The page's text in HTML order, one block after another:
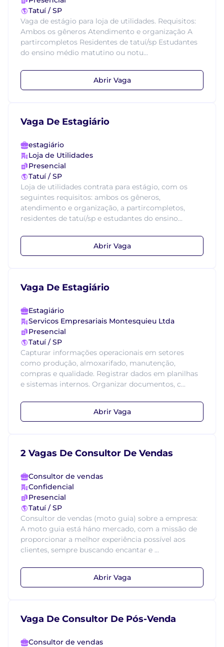
Tatuí / SP
Vaga de estágio para loja de utilidades. Requisitos:
Ambos os gêneros Atendimento e organização A
partircompletos Residentes de tatuí/sp Estudantes
do ensino médio matutino ou notu...
Abrir Vaga
Vaga De Estagiário
estagiário
Loja de Utilidades
Presencial
Tatuí / SP
Loja de utilidades contrata para estágio, com os
seguintes requisitos: ambos os gêneros,
atendimento e organização, a partircompletos,
residentes de tatuí/sp e estudantes do ensino...
Abrir Vaga
Vaga De Estagiário
Estagiário
Servicos Empresariais Montesquieu Ltda
Presencial
Tatuí / SP
Capturar informações operacionais em setores
como produção, almoxarifado, manutenção,
compras e qualidade. Registrar dados em planilhas
e sistemas internos. Organizar documentos, c...
Abrir Vaga
2 Vagas De Consultor De Vendas
Consultor de vendas
Confidencial
Presencial
Tatuí / SP
Consultor de vendas (moto guia) sobre a empresa:
A moto guia está háno mercado, com a missão de
proporcionar a melhor experiência possível aos
clientes, sempre buscando encantar e ...
Abrir Vaga
Vaga De Consultor De Pós-Venda
Consultor de vendas